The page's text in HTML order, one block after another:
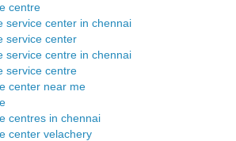
centre
service center in chennai
service center
service centre in chennai
service centre
center near me
centres in chennai
center velachery